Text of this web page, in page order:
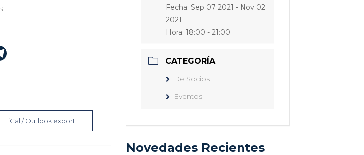
+ iCal / Outlook export
Fecha:Sep 07 2021 - Nov 02
2021
Hora:18:00 - 21:00
CATEGORÍA
De Socios
Eventos
Novedades Recientes